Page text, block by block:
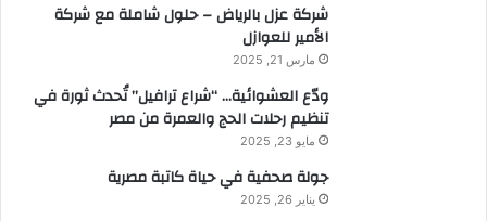
شركة عزل بالرياض – حلول شاملة مع شركة
الأمير للعوازل
مارس 21, 2025
ودّع العشوائية… “شراع ترافيل” تُحدث ثورة في
تنظيم رحلات الحج والعمرة من مصر
مايو 23, 2025
جولة صحفية في حياة كاتبة مصرية
يناير 26, 2025